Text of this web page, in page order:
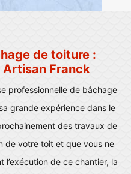
de toiture :
Franck
professionnelle de bâchage
grande expérience dans le
des travaux de
de votre toit et que vous ne
de ce chantier, la